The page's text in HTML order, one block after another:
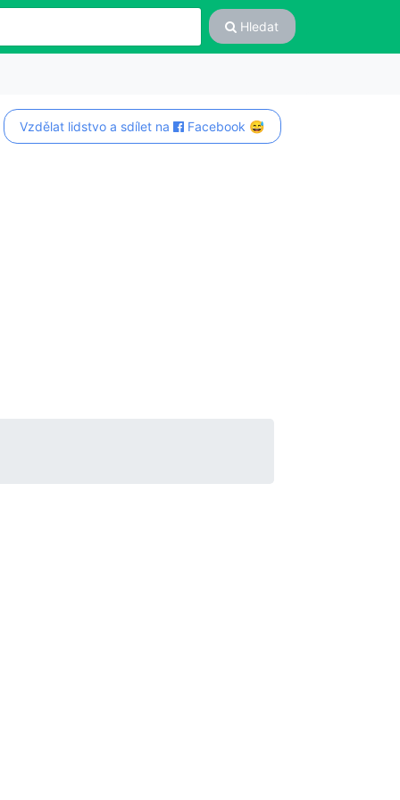
Hledat
Vzdělat lidstvo a sdílet na Facebook 😅